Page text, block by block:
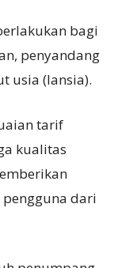
bagi
penyandang
usia (lansia).
tarif
kualitas
dari